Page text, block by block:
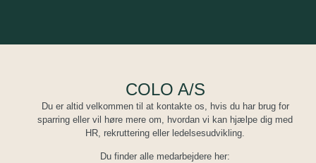
COLO A/S
Du er altid velkommen til at kontakte os, hvis du har brug for
sparring eller vil høre mere om, hvordan vi kan hjælpe dig med
HR, rekruttering eller ledelsesudvikling.
Du finder alle medarbejdere her: